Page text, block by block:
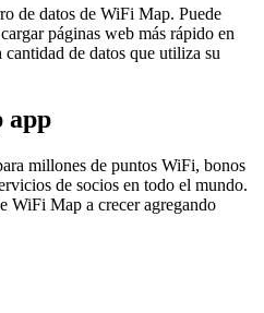
de datos de WiFi Map. Puede
páginas web más rápido en
de datos que utiliza su
app
millones de puntos WiFi, bonos
de socios en todo el mundo.
WiFi Map a crecer agregando